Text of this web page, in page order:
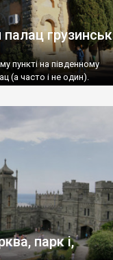
пункті на південному
(а часто і не один).
парк і,